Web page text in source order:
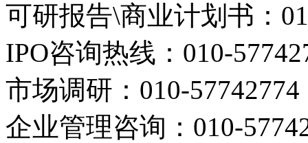
可研报告\商业计划书：
IPO咨询热线： 010-
市场调研： 010-57742774
企业管理咨询： 010-